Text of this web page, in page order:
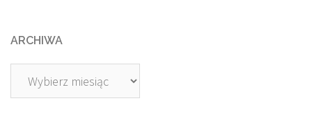
ARCHIWA
Archiwa